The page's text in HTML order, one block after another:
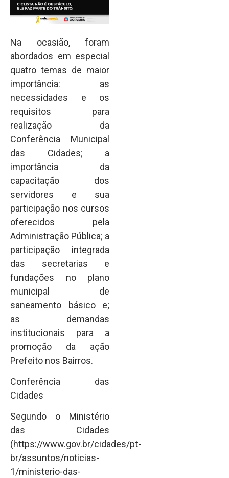
Na ocasião, foram
abordados em especial
quatro temas de maior
importância: as
necessidades e os
requisitos para
realização da
Conferência Municipal
das Cidades; a
importância da
capacitação dos
servidores e sua
participação nos cursos
oferecidos pela
Administração Pública; a
participação integrada
das secretarias e
fundações no plano
municipal de
saneamento básico e;
as demandas
institucionais para a
promoção da ação
Prefeito nos Bairros.
Conferência das
Cidades
Segundo o Ministério
das Cidades
(https://www.gov.br/cidades/pt-
br/assuntos/noticias-
1/ministerio-das-